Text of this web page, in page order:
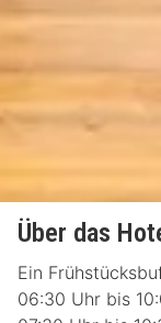
Über das
Ein
06:30 Uhr bis